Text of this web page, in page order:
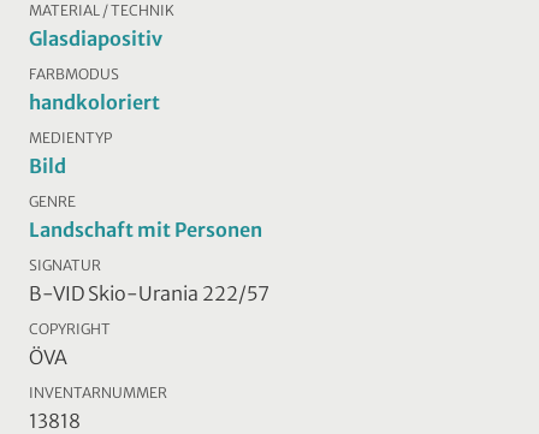
MATERIAL / TECHNIK
Glasdiapositiv
FARBMODUS
handkoloriert
MEDIENTYP
Bild
GENRE
Landschaft mit Personen
SIGNATUR
B-VID Skio-Urania 222/57
COPYRIGHT
ÖVA
INVENTARNUMMER
13818